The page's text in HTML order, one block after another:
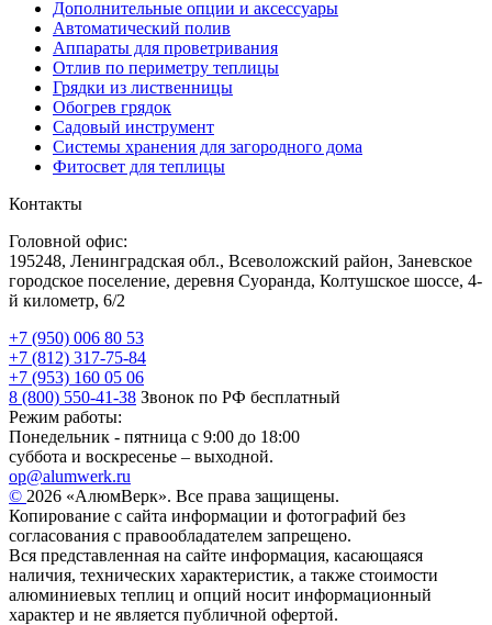
Дополнительные опции и аксессуары
Автоматический полив
Аппараты для проветривания
Отлив по периметру теплицы
Грядки из лиственницы
Обогрев грядок
Садовый инструмент
Системы хранения для загородного дома
Фитосвет для теплицы
Контакты
Головной офис:
195248, Ленинградская обл., Всеволожский район, Заневское
городское поселение, деревня Суоранда, Колтушское шоссе, 4-
й километр, 6/2
+7 (950) 006 80 53
+7 (812) 317-75-84
+7 (953) 160 05 06
8 (800) 550-41-38 Звонок по РФ бесплатный
Режим работы:
Понедельник - пятница с 9:00 до 18:00
суббота и воскресенье – выходной.
op@alumwerk.ru
© 2026 «АлюмВерк». Все права защищены.
Копирование с сайта информации и фотографий без
согласования с правообладателем запрещено.
Вся представленная на сайте информация, касающаяся
наличия, технических характеристик, а также стоимости
алюминиевых теплиц и опций носит информационный
характер и не является публичной офертой.